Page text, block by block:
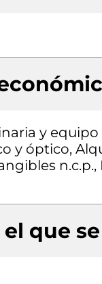
y
y óptico,
n.c.p.,
que